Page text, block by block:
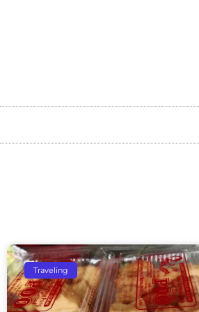
Traveling